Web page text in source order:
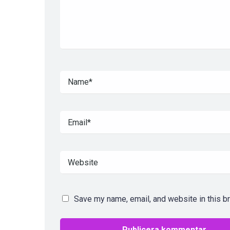
Save my name, email, and website in this